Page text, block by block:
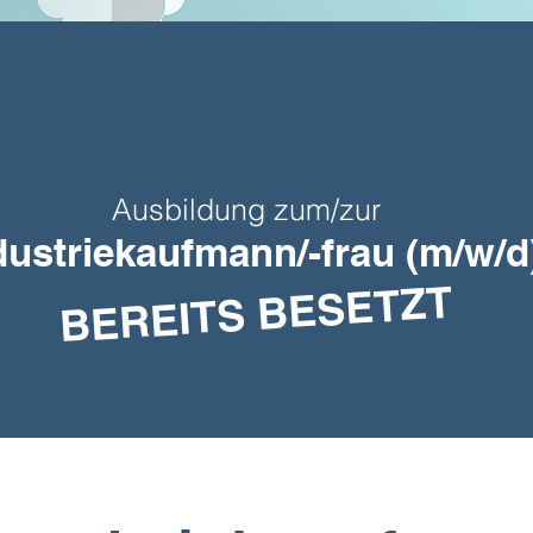
Ausbildung zum/zur
frau (m/w/
BEREITS BESETZT